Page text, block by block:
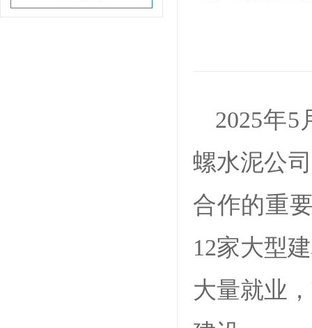
2025年
螺水泥公
合作的重
12家大型
大量就业